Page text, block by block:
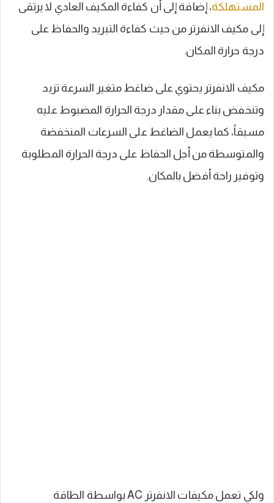
المستهلكة، إضافة إلى أن كفاءة المكيف العادي لا يرتقى
إلى مكيف الانفرتر من حيث كفاءة التبريد والحفاظ على
درجة حرارة المكان.
مكيف الانفرتر يحتوي على ضاغط متغير السرعة تزيد
وتنخفض بناء على مقدار درجة الحرارة المضبوط عليه
مسبقاً، كما يعمل الضاغط على السرعات المنخفضة
والمتوسطة من أجل الحفاظ على درجة الحرارة المطلوبة
وتوفير راحة أفضل بالمكان.
ولكي تعمل مكيفات الانفرتر AC بواسطة الطاقة